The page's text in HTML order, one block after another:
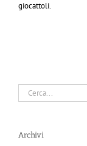
giocattoli.
Cerca
per:
Archivi